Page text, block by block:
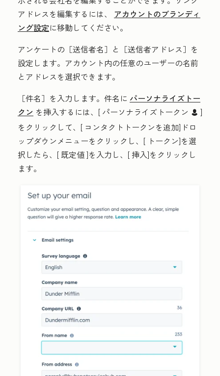
アドレスを編集するには、 アカウントのブランディ
ング設定に移動してください。
アンケートの［送信者名］ と［送信者アドレス］ を
設定します。アカウント内の任意のユーザーの名前
とアドレスを選択できます。
［件名］ を入力します。件名に パーソナライズトー
クン を挿入するには、[ パーソナライズトークン contacts ]
をクリックして、[ コンタクトトークンを追加]ドロ
ップダウンメニューをクリックし、[ トークン]を選
択したら、[ 既定値]を入力し、[ 挿入]をクリックし
ます。